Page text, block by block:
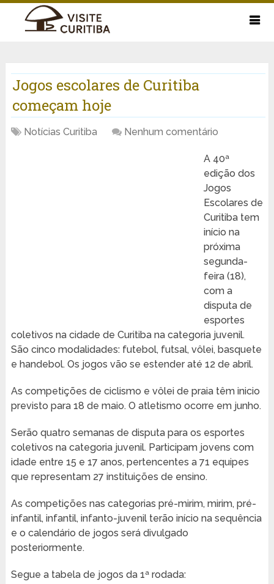
Jogos escolares de Curitiba
começam hoje
Notícias Curitiba Nenhum comentário
A 40ª
edição dos
Jogos
Escolares de
Curitiba tem
início na
próxima
segunda-
feira (18),
com a
disputa de
esportes
coletivos na cidade de Curitiba na categoria juvenil.
São cinco modalidades: futebol, futsal, vôlei, basquete
e handebol. Os jogos vão se estender até 12 de abril.
As competições de ciclismo e vôlei de praia têm inicio
previsto para 18 de maio. O atletismo ocorre em junho.
Serão quatro semanas de disputa para os esportes
coletivos na categoria juvenil. Participam jovens com
idade entre 15 e 17 anos, pertencentes a 71 equipes
que representam 27 instituições de ensino.
As competições nas categorias pré-mirim, mirim, pré-
infantil, infantil, infanto-juvenil terão início na sequência
e o calendário de jogos será divulgado
posteriormente.
Segue a tabela de jogos da 1ª rodada: